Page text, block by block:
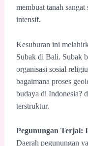
membuat tanah
intensif.
Kesuburan ini
Subak di Bali. Subak
organisasi sosial
bagaimana proses
budaya di Indonesia?
terstruktur.
Pegunungan Terjal:
Daerah pegunungan